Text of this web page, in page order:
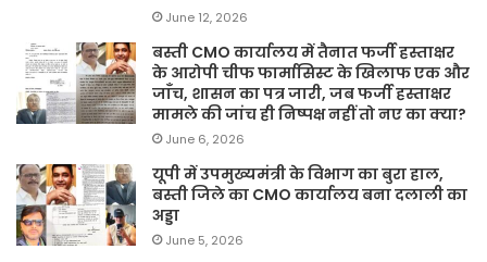
June 12, 2026
बस्ती CMO कार्यालय में तैनात फर्जी हस्ताक्षर
के आरोपी चीफ फार्मासिस्ट के खिलाफ एक और
जाँच, शासन का पत्र जारी, जब फर्जी हस्ताक्षर
मामले की जांच ही निष्पक्ष नहीं तो नए का क्या?
June 6, 2026
यूपी में उपमुख्यमंत्री के विभाग का बुरा हाल,
बस्ती जिले का CMO कार्यालय बना दलाली का
अड्डा
June 5, 2026